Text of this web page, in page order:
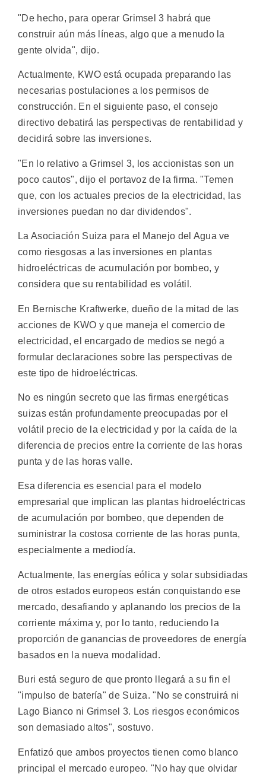
"De hecho, para operar Grimsel 3 habrá que
construir aún más líneas, algo que a menudo la
gente olvida", dijo.
Actualmente, KWO está ocupada preparando las
necesarias postulaciones a los permisos de
construcción. En el siguiente paso, el consejo
directivo debatirá las perspectivas de rentabilidad y
decidirá sobre las inversiones.
"En lo relativo a Grimsel 3, los accionistas son un
poco cautos", dijo el portavoz de la firma. "Temen
que, con los actuales precios de la electricidad, las
inversiones puedan no dar dividendos".
La Asociación Suiza para el Manejo del Agua ve
como riesgosas a las inversiones en plantas
hidroeléctricas de acumulación por bombeo, y
considera que su rentabilidad es volátil.
En Bernische Kraftwerke, dueño de la mitad de las
acciones de KWO y que maneja el comercio de
electricidad, el encargado de medios se negó a
formular declaraciones sobre las perspectivas de
este tipo de hidroeléctricas.
No es ningún secreto que las firmas energéticas
suizas están profundamente preocupadas por el
volátil precio de la electricidad y por la caída de la
diferencia de precios entre la corriente de las horas
punta y de las horas valle.
Esa diferencia es esencial para el modelo
empresarial que implican las plantas hidroeléctricas
de acumulación por bombeo, que dependen de
suministrar la costosa corriente de las horas punta,
especialmente a mediodía.
Actualmente, las energías eólica y solar subsidiadas
de otros estados europeos están conquistando ese
mercado, desafiando y aplanando los precios de la
corriente máxima y, por lo tanto, reduciendo la
proporción de ganancias de proveedores de energía
basados en la nueva modalidad.
Buri está seguro de que pronto llegará a su fin el
"impulso de batería" de Suiza. "No se construirá ni
Lago Bianco ni Grimsel 3. Los riesgos económicos
son demasiado altos", sostuvo.
Enfatizó que ambos proyectos tienen como blanco
principal el mercado europeo. "No hay que olvidar